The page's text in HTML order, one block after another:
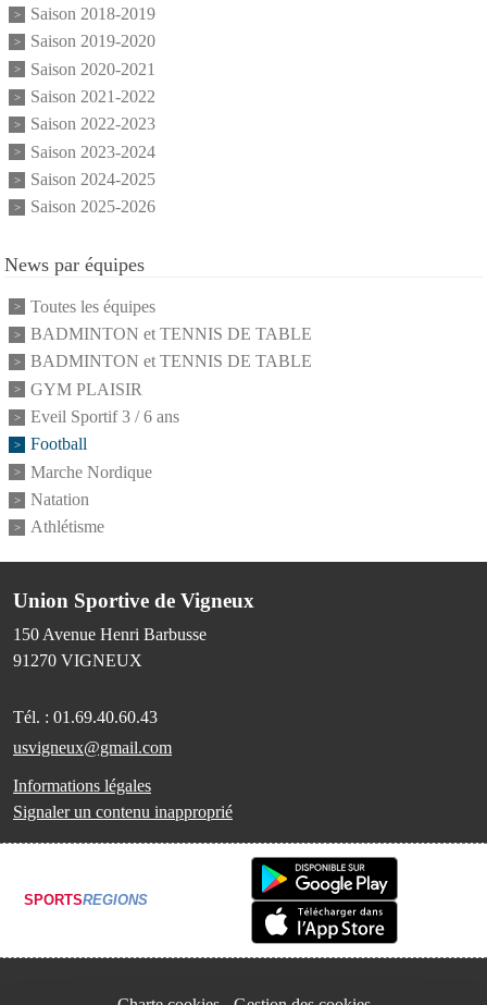
Saison 2018-2019
Saison 2019-2020
Saison 2020-2021
Saison 2021-2022
Saison 2022-2023
Saison 2023-2024
Saison 2024-2025
Saison 2025-2026
News par équipes
Toutes les équipes
BADMINTON et TENNIS DE TABLE
BADMINTON et TENNIS DE TABLE
GYM PLAISIR
Eveil Sportif 3 / 6 ans
Football
Marche Nordique
Natation
Athlétisme
Union Sportive de Vigneux
150 Avenue Henri Barbusse
91270 VIGNEUX
Tél. : 01.69.40.60.43
usvigneux@gmail.com
Informations légales
Signaler un contenu inapproprié
SPORTSREGIONS